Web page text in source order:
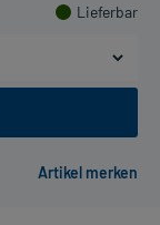
Lieferbar